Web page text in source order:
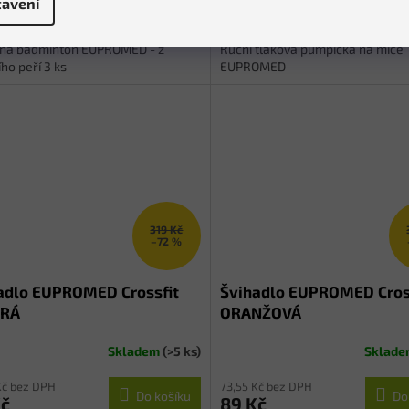
badminton EUPROMED - z
peří 3 ks
Ruční tlaková pumpička na míče
EUPROMED
319 Kč
–72 %
EUPROMED Crossfit
Skladem(>5 ks)
bez DPH
Do košíku
Švihadlo EUPROMED
ORANŽOVÁ
73,55 Kč bez DPH
89 Kč